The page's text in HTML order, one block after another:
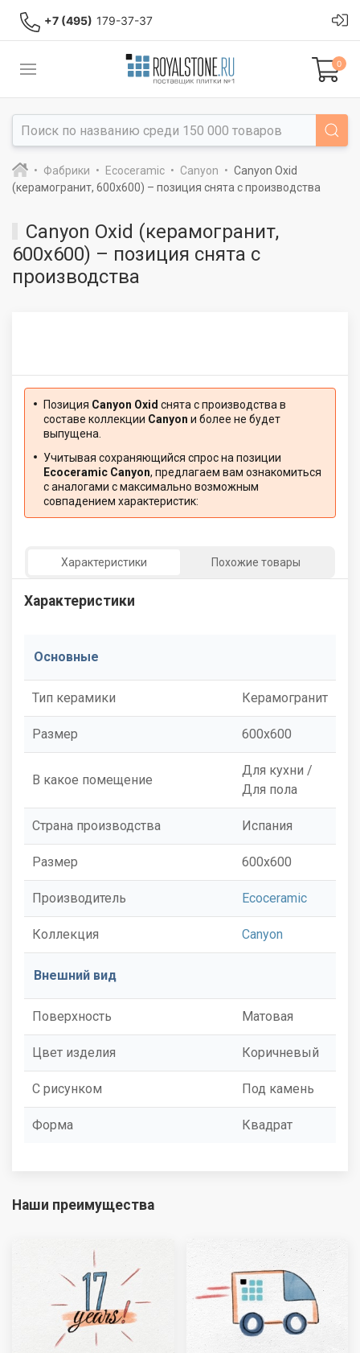
+7 (495) 179-37-37
0
Фабрики Ecoceramic Canyon
Canyon Oxid
(керамогранит, 600x600) – позиция снята с производства
Canyon Oxid (керамогранит,
600x600) – позиция снята с
производства
Позиция Canyon Oxid снята с производства в
составе коллекции Canyon и более не будет
выпущена.
Учитывая сохраняющийся спрос на позиции
Ecoceramic Canyon, предлагаем вам ознакомиться
с аналогами с максимально возможным
совпадением характеристик:
Характеристики Похожие товары
Характеристики
Основные
Тип керамики Керамогранит
Размер 600x600
В какое помещение
Для кухни /
Для пола
Страна производства Испания
Размер 600x600
Производитель Ecoceramic
Коллекция Canyon
Внешний вид
Поверхность Матовая
Цвет изделия Коричневый
С рисунком Под камень
Форма Квадрат
Наши преимущества